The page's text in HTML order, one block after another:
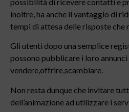
inoltre, ha anche il vantaggio di
tempi di attesa delle risposte che
Gli utenti dopo una semplice
possono pubblicare i loro
vendere,offrire,scambiare.
Non resta dunque che invitare
dell’animazione ad utilizzare i